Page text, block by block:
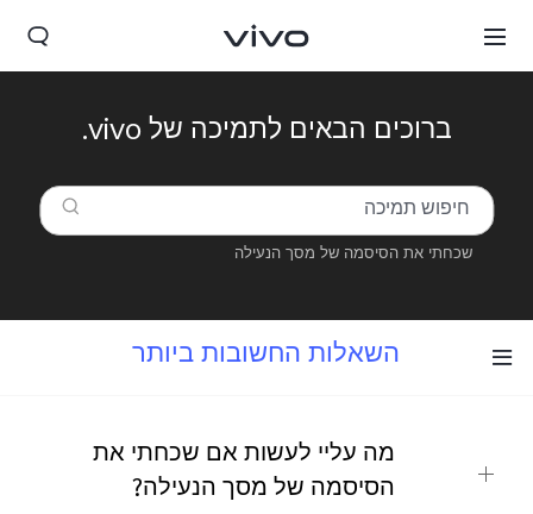
ברוכים הבאים לתמיכה של vivo.
שכחתי את הסיסמה של מסך הנעילה
השאלות החשובות ביותר
מה עליי לעשות אם שכחתי את
הסיסמה של מסך הנעילה?